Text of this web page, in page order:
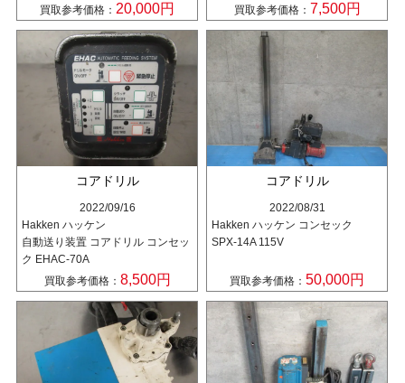
買取参考価格： 20,000円
買取参考価格： 7,500円
コアドリル
2022/09/16
Hakken ハッケン
自動送り装置 コアドリル コンセッ
ク EHAC-70A
買取参考価格： 8,500円
コアドリル
2022/08/31
Hakken ハッケン コンセック
SPX-14A 115V
買取参考価格： 50,000円